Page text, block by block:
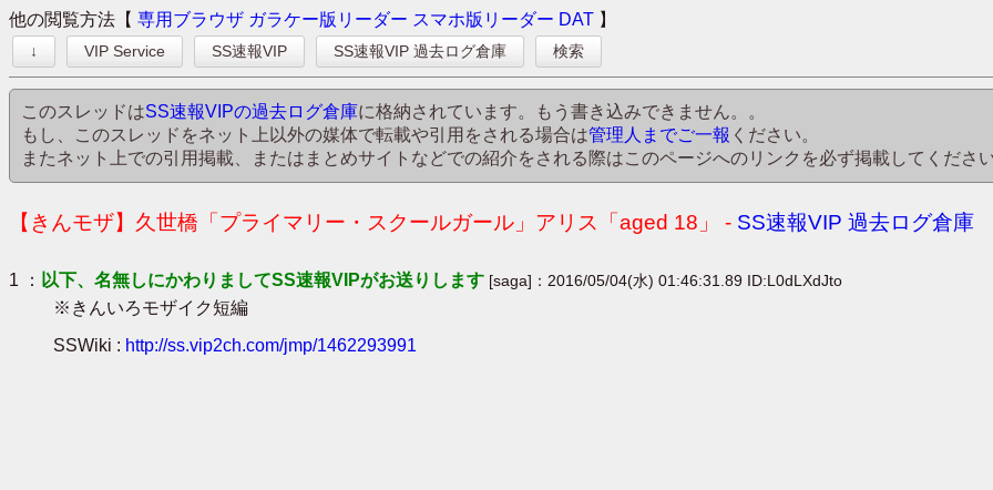
他の閲覧方法【 専用ブラウザ ガラケー版リーダー スマホ版リーダー DAT 】
↓ VIP Service SS速報VIP SS速報VIP 過去ログ倉庫 検索
このスレッドはSS速報VIPの過去ログ倉庫に格納されています。もう書き込みできません。。
もし、このスレッドをネット上以外の媒体で転載や引用をされる場合は管理人までご一報 ください。
またネット上での引用掲載、またはまとめサイトなどでの紹介をされる際はこのページへのリンクを必ず掲載してくださ
【きんモザ】久世橋「プライマリー・スクールガール」アリス「aged 18」 - SS速報VIP 過去ログ倉庫
1 ： 以下、名無しにかわりましてSS速報VIPがお送りします [saga]：2016/05/04(水) 01:46:31.89 ID:L0dLXdJto
※きんいろモザイク短編
SSWiki : http://ss.vip2ch.com/jmp/1462293991